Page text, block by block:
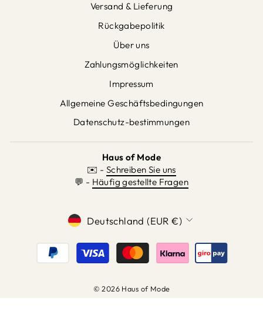
Versand & Lieferung
Rückgabepolitik
Über uns
Zahlungsmöglichkeiten
Impressum
Allgemeine Geschäftsbedingungen
Datenschutz-bestimmungen
Haus of Mode
✉️ - Schreiben Sie uns
💬 - Häufig gestellte Fragen
WÄHRUNG
Deutschland (EUR €)
© 2026 Haus of Mode